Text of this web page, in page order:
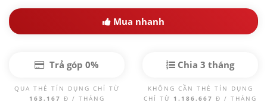
Mua nhanh
Trả góp 0%
QUA THẺ TÍN DỤNG CHỈ TỪ
163.167 Đ / THÁNG
Chia 3 tháng
KHÔNG CẦN THẺ TÍN DỤNG
CHỈ TỪ 1.186.667 Đ / THÁNG